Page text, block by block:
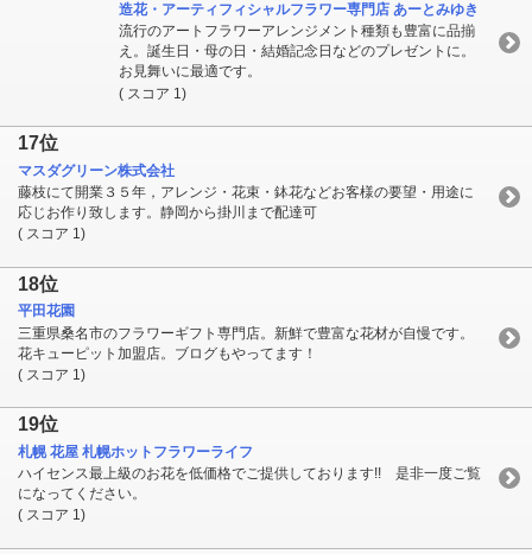
造花・アーティフィシャルフラワー専門店 あーとみゆき
流行のアートフラワーアレンジメント種類も豊富に品揃
え。誕生日・母の日・結婚記念日などのプレゼントに。
お見舞いに最適です。
( スコア 1)
17位
マスダグリーン株式会社
藤枝にて開業３５年，アレンジ・花束・鉢花などお客様の要望・用途に
応じお作り致します。静岡から掛川まで配達可
( スコア 1)
18位
平田花園
三重県桑名市のフラワーギフト専門店。新鮮で豊富な花材が自慢です。
花キューピット加盟店。ブログもやってます！
( スコア 1)
19位
札幌 花屋 札幌ホットフラワーライフ
ハイセンス最上級のお花を低価格でご提供しております!! 是非一度ご覧
になってください。
( スコア 1)